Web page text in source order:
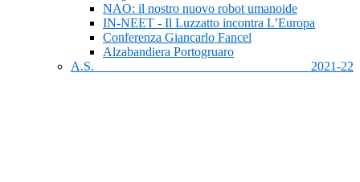
NAO: il nostro nuovo robot umanoide
IN-NEET - Il Luzzatto incontra L’Europa
Conferenza Giancarlo Fancel
Alzabandiera Portogruaro
A.S. 2021-22